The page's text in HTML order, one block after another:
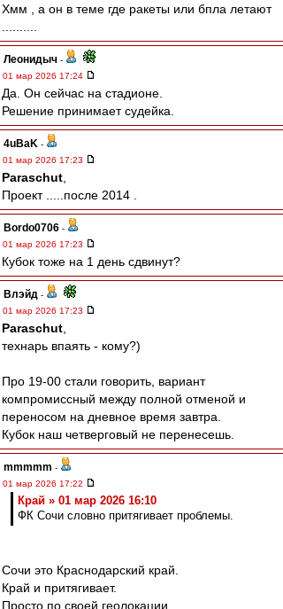
Хмм , а он в теме где ракеты или бпла летают
Леонидыч -
01 мар 2026 17:24
Да. Он сейчас на стадионе.
Решение принимает судейка.
4uBaK -
01 мар 2026 17:23
Paraschut
Проект .....после 2014 .
Bordo0706 -
01 мар 2026 17:23
Кубок тоже на 1 день сдвинут?
Влэйд -
01 мар 2026 17:23
Paraschut
технарь впаять - кому?)
Про 19-00 стали говорить, вариант
компромиссный между полной отменой и
переносом на дневное время завтра.
Кубок наш четверговый не перенесешь.
mmmmm -
01 мар 2026 17:22
Край » 01 мар 2026 16:10
ФК Сочи словно притягивает проблемы.
Сочи это Краснодарский край.
Край и притягивает.
Просто по своей геолокации.